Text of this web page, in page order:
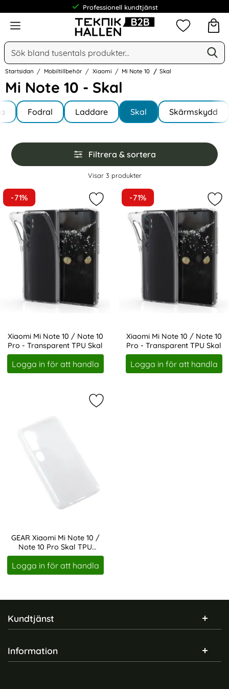
Professionell kundtjänst
Meny
Sök
Sök på Narse Group AB
Mina
Startsidan Mobiltillbehör Xiaomi Mi Note 10 Skal
Mi Note 10 - Skal
Hoppa
till
produkter
Underkategorier
10 Fodral Laddare Skal Skärmskydd
Hoppa
över
filtersektionen
Filtrera & sortera
Filtrera & sortera
Visar 3 produkter
produktlista
-71%
Xiaomi Mi Note 10 / Note 10
Pro - Transparent TPU Skal
Art. nr 4956
Logga in för att handla
Markera xiaomi Mi Note 10 / Note
-71%
Xiaomi Mi Note 10 / Note 10
Pro - Transparent TPU Skal
Art. nr 5856
Logga in för att handla
GEAR Xiaomi Mi Note 10 /
Note 10 Pro Skal TPU
Transparent
Art. nr 208194
Logga in för att handla
Markera gEAR Xiaomi Mi Note 10
Sidfot Blandad info och länkar
Kundtjänst
Information